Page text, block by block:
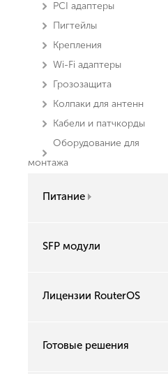
PCI адаптеры
Пигтейлы
Крепления
Wi-Fi адаптеры
Грозозащита
Колпаки для антенн
Кабели и патчкорды
Оборудование для
монтажа
Питание
SFP модули
Лицензии RouterOS
Готовые решения